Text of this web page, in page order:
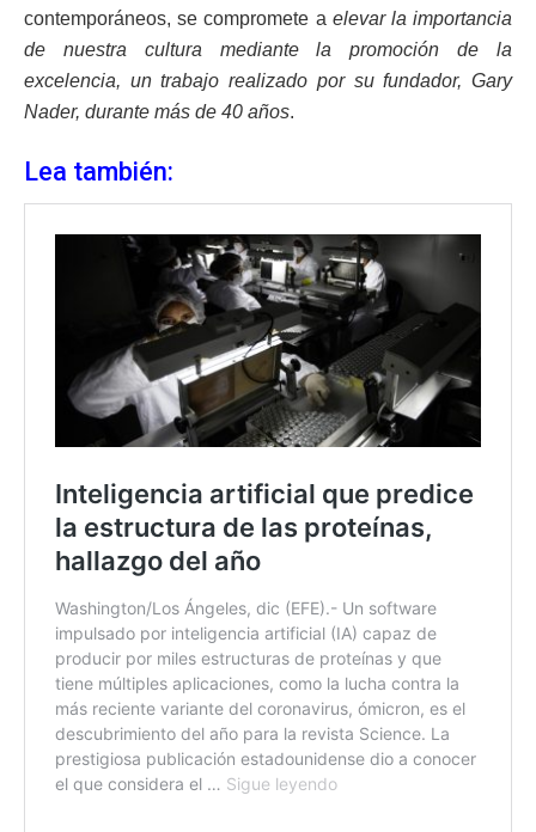
contemporáneos, se compromete a elevar la importancia
de nuestra cultura mediante la promoción de la
excelencia, un trabajo realizado por su fundador, Gary
Nader, durante más de 40 años.
Lea también: